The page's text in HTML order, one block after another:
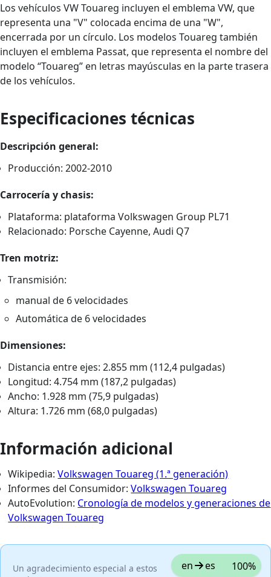
Los vehículos VW Touareg incluyen el emblema VW, que
representa una "V" colocada encima de una "W",
encerrada por un círculo. Los modelos Touareg también
incluyen el emblema Passat, que representa el nombre del
modelo “Touareg” en letras mayúsculas en la parte trasera
de los vehículos.
Especificaciones técnicas
Descripción general:
Producción: 2002-2010
Carrocería y chasis:
Plataforma: plataforma Volkswagen Group PL71
Relacionado: Porsche Cayenne, Audi Q7
Tren motriz:
Transmisión:
manual de 6 velocidades
Automática de 6 velocidades
Dimensiones:
Distancia entre ejes: 2.855 mm (112,4 pulgadas)
Longitud: 4.754 mm (187,2 pulgadas)
Ancho: 1.928 mm (75,9 pulgadas)
Altura: 1.726 mm (68,0 pulgadas)
Información adicional
Wikipedia:Volkswagen Touareg (1.ª generación)
Informes del Consumidor:Volkswagen Touareg
AutoEvolution: Cronología de modelos y generaciones de
Volkswagen Touareg
Un agradecimiento especial a estos
en es 100%